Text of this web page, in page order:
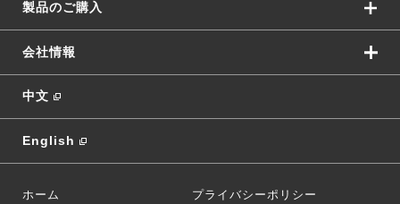
製品のご購入
会社情報
中文
English
ホーム プライバシーポリシー